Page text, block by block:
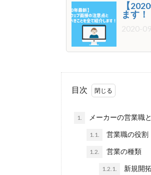
【
ます！
2020-
目次
1. メーカーの営業職
1.1. 営業職の役割
1.2. 営業の種類
1.2.1. 新規開